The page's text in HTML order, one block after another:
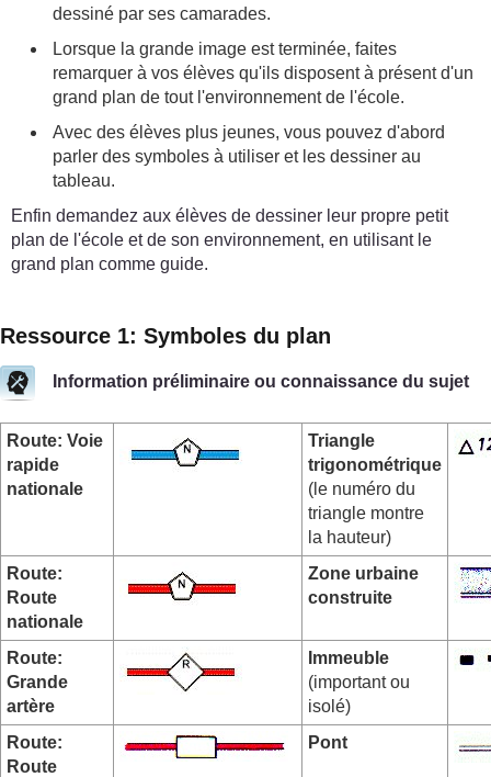
dessiné par ses camarades.
Lorsque la grande image est terminée, faites
remarquer à vos élèves qu'ils disposent à présent d'un
grand plan de tout l'environnement de l'école.
Avec des élèves plus jeunes, vous pouvez d'abord
parler des symboles à utiliser et les dessiner au
tableau.
Enfin demandez aux élèves de dessiner leur propre petit
plan de l'école et de son environnement, en utilisant le
grand plan comme guide.
Ressource 1: Symboles du plan
Information préliminaire ou connaissance du sujet
Route: Voie
rapide
nationale
Triangle
trigonométrique
(le numéro du
triangle montre
la hauteur)
Route:
Route
nationale
Zone urbaine
construite
Route:
Grande
artère
Immeuble
(important ou
isolé)
Route:
Route
Pont